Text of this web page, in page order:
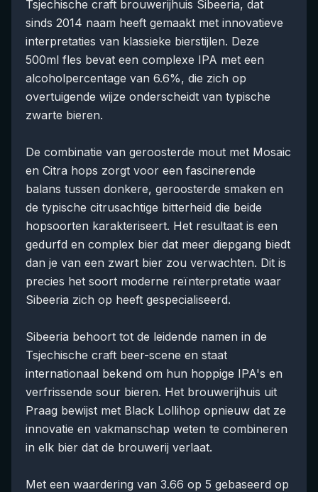
Tsjechische craft brouwerijhuis Sibeeria, dat
sinds 2014 naam heeft gemaakt met innovatieve
interpretaties van klassieke bierstijlen. Deze
500ml fles bevat een complexe IPA met een
alcoholpercentage van 6.6%, die zich op
overtuigende wijze onderscheidt van typische
zwarte bieren.
De combinatie van geroosterde mout met Mosaic
en Citra hops zorgt voor een fascinerende
balans tussen donkere, geroosterde smaken en
de typische citrusachtige bitterheid die beide
hopsoorten karakteriseert. Het resultaat is een
gedurfd en complex bier dat meer diepgang biedt
dan je van een zwart bier zou verwachten. Dit is
precies het soort moderne reïnterpretatie waar
Sibeeria zich op heeft gespecialiseerd.
Sibeeria behoort tot de leidende namen in de
Tsjechische craft beer-scene en staat
internationaal bekend om hun hoppige IPA's en
verfrissende sour bieren. Het brouwerijhuis uit
Praag bewijst met Black Lollihop opnieuw dat ze
innovatie en vakmanschap weten te combineren
in elk bier dat de brouwerij verlaat.
Met een waardering van 3.66 op 5 gebaseerd op